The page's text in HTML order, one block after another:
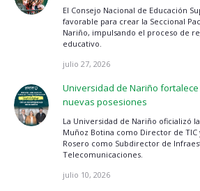
El Consejo Nacional de Educación
favorable para crear la Seccional
Nariño, impulsando el proceso de
educativo.
julio 27, 2026
Universidad de Nariño fortalece
nuevas posesiones
La Universidad de Nariño oficializó
Muñoz Botina como Director de TIC
Rosero como Subdirector de
Telecomunicaciones.
julio 10, 2026